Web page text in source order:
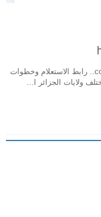
نتائج مسابقة الأساتذة 2026 عبر concours.onec.dz.. رابط الاستعلام وخطوات
ولايات الجزائر ا...